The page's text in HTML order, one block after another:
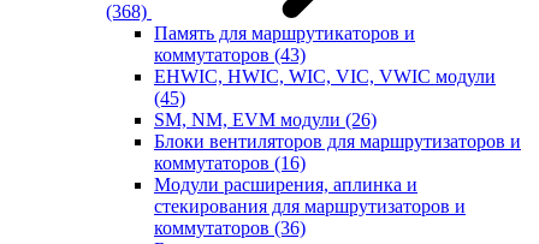
(368)
Память для маршрутикаторов и
коммутаторов (43)
EHWIC, HWIC, WIC, VIC, VWIC модули
(45)
SM, NM, EVM модули (26)
Блоки вентиляторов для маршрутизаторов и
коммутаторов (16)
Модули расширения, аплинка и
стекирования для маршрутизаторов и
коммутаторов (36)